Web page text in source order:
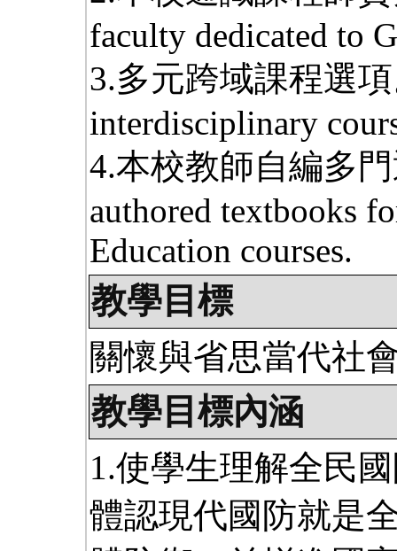
faculty dedicated to
3.多元跨域課程選項
interdisciplinary
4.本校教師自編多
authored textbooks
Education courses.
教學目標
關懷與省思當代社
教學目標內涵
1.使學生理解全民
體認現代國防就是